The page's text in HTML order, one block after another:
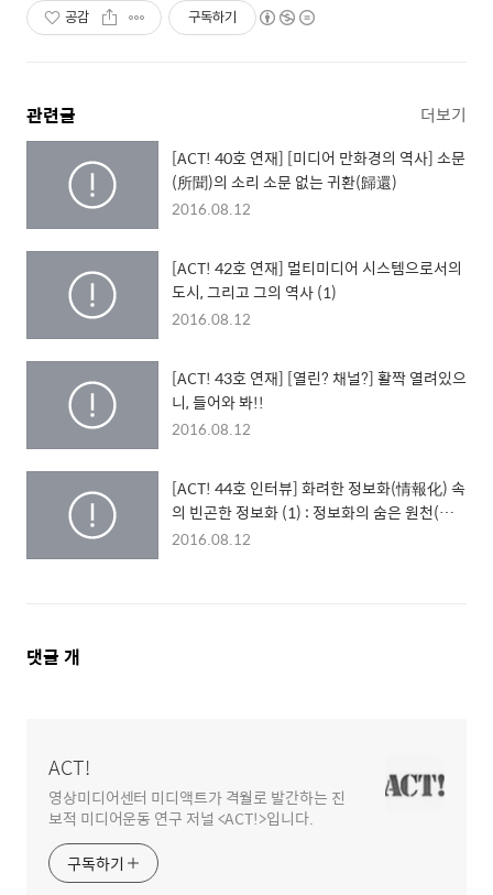
공감 구독하기
관련글 더보기
[ACT! 40호 연재] [미디어 만화경의 역사] 소문
(所聞)의 소리 소문 없는 귀환(歸還)
2016.08.12
[ACT! 42호 연재] 멀티미디어 시스템으로서의
도시, 그리고 그의 역사 (1)
2016.08.12
[ACT! 43호 연재] [열린? 채널?] 활짝 열려있으
니, 들어와 봐!!
2016.08.12
[ACT! 44호 인터뷰] 화려한 정보화(情報化) 속
의 빈곤한 정보화 (1) : 정보화의 숨은 원천(源
泉), 책 이야기
2016.08.12
댓
댓글 개
ACT!
영상미디어센터 미디액트가 격월로 발간하는 진
보적 미디어운동 연구 저널 <ACT!>입니다.
구독하기